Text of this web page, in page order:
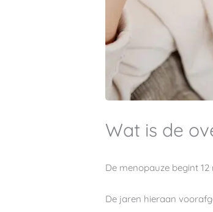
Wat is de
De menopauze begint
De jaren hieraan